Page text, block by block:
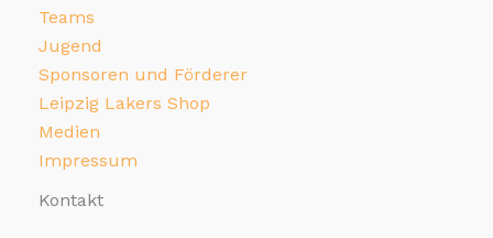
Teams
Jugend
Sponsoren und Förderer
Leipzig Lakers Shop
Medien
Impressum
Kontakt